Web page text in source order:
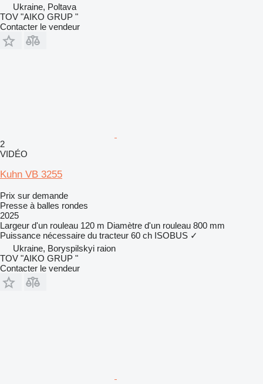
Ukraine, Poltava
TOV "AIKO GRUP "
Contacter le vendeur
2
VIDÉO
Kuhn VB 3255
Prix sur demande
Presse à balles rondes
2025
Largeur d'un rouleau 120 m Diamètre d'un rouleau 800 mm
Puissance nécessaire du tracteur 60 ch ISOBUS ✓
Ukraine, Boryspilskyi raion
TOV "AIKO GRUP "
Contacter le vendeur